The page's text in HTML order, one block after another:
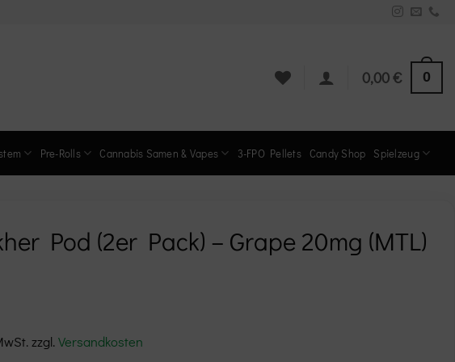
0,00€ 0
Pre-Rolls Cannabis Samen & Vapes 3-FPO Pellets Candy Shop Spielzeug
Pod (2er Pack) – Grape 20mg (MTL)
zzgl. Versandkosten